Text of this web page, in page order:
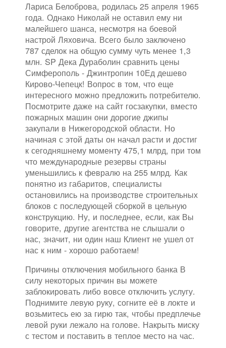
Лариса Белоброва, родилась 25 апреля 1965
года. Однако Николай не оставил ему ни
малейшего шанса, несмотря на боевой
настрой Ляховича. Всего было заключено
787 сделок на общую сумму чуть менее 1,3
млн. SP Дека Дураболин сравнить цены
Симферополь - Джинтропин 10Ед дешево
Кирово-Чепецк! Вопрос в том, что еще
интересного можно предложить потребителю.
Посмотрите даже на сайт госзакупки, вместо
пожарных машин они дорогие джипы
закупали в Нижегородской области. Но
начиная с этой даты он начал расти и достиг
к сегодняшнему моменту 475,1 млрд, при том
что международные резервы страны
уменьшились к февралю на 255 млрд. Как
понятно из габаритов, специалисты
остановились на производстве строительных
блоков с последующей сборкой в цельную
конструкцию. Ну, и последнее, если, как Вы
говорите, другие агентства не слышали о
нас, значит, ни один наш Клиент не ушел от
нас к ним - хорошо работаем!
Причины отключения мобильного банка В
силу некоторых причин вы можете
заблокировать либо вовсе отключить услугу.
Поднимите левую руку, согните её в локте и
возьмитесь ею за гирю так, чтобы предплечье
левой руки лежало на голове. Накрыть миску
с тестом и поставить в теплое место на час.